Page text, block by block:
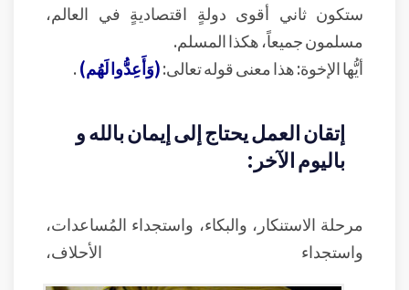
ستكون ثاني أقوى دولةٍ اقتصاديةٍ في العالم،
مسلمون جميعاً، هكذا المسلم.
أيُّها الإخوة: هذا معنى قوله تعالى:(وَأَعِدُّوا لَهُم).
إتقان العمل يحتاج إلى إيمان بالله و
باليوم الآخر:
مرحلة الاستنكار، والبكاء، واستجداء المُساعدات،
واستجداء الأحلاف،